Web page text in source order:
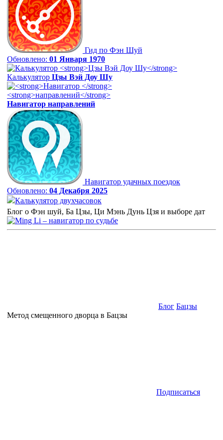
Гид по Фэн Шуй
Обновлено: 01 Января 1970
Калькулятор Цзы Вэй Доу Шу
Навигатор направлений
Навигатор удачных поездок
Обновлено: 04 Декабря 2025
Калькулятор двухчасовок
Блог о Фэн шуй, Ба Цзы, Ци Мэнь Дунь Цзя и выборе дат
Блог Бацзы
Метод смещенного дворца в Бацзы
Подписаться